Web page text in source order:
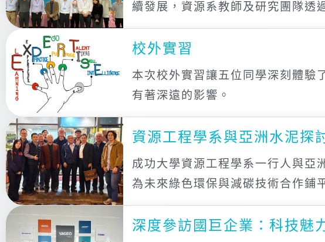
續發展，資源系教師及研究團隊透
校外實習
本次校外實習讓五位同學深刻體驗
有著深遠的影響。
資源工程學系與亞洲水泥探
成功大學資源工程學系一行人與亞
為未來綠色環保與減碳技術合作鋪
深度參訪國巨企業：科技魅